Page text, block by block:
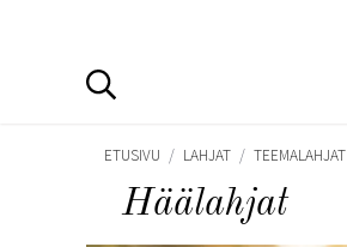
ETUSIVU / LAHJAT / TEEMALAHJAT
Häälahjat